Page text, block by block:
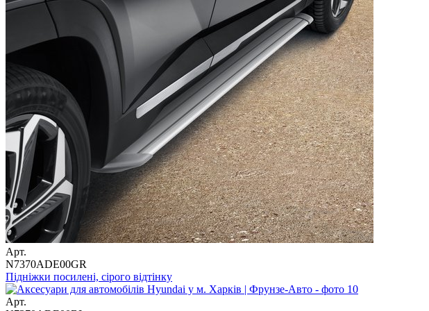
Арт.
N7370ADE00GR
Підніжки посилені, сірого відтінку
Арт.